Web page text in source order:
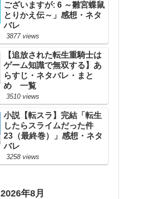
ございますが: 6 ～雛宮蝶鼠
とりかえ伝～」感想・ネタ
バレ
3877 views
【追放された転生重騎士は
ゲーム知識で無双する】あ
らすじ・ネタバレ・まと
め 一覧
3510 views
小説【転スラ】完結「転生
したらスライムだった件
23（最終巻）」感想・ネタ
バレ
3258 views
2026年8月